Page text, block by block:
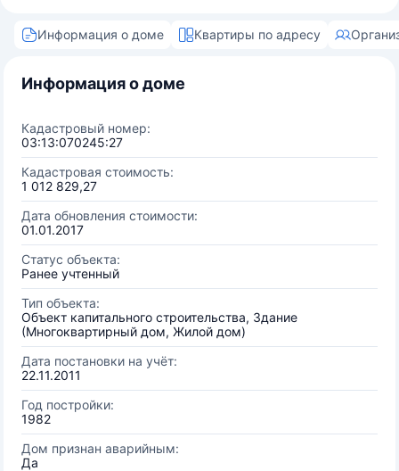
Информация о доме Квартиры по адресу
Информация о доме
Кадастровый номер:
03:13:070245:27
Кадастровая стоимость:
1 012 829,27
Дата обновления стоимости:
01.01.2017
Статус объекта:
Ранее учтенный
Тип объекта:
Объект капитального строительства, Здание
(Многоквартирный дом, Жилой дом)
Дата постановки на учёт:
22.11.2011
Год постройки:
1982
Дом признан аварийным:
Да